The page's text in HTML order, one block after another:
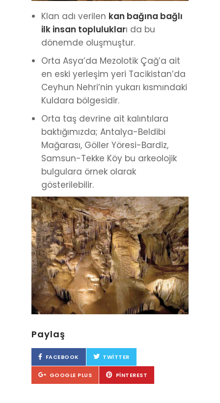
Klan adı verilen kan bağına bağlı
ilk insan toplulukları da bu
dönemde oluşmuştur.
Orta Asya’da Mezolotik Çağ’a ait
en eski yerleşim yeri Tacikistan’da
Ceyhun Nehri’nin yukarı kısmındaki
Kuldara bölgesidir.
Orta taş devrine ait kalıntılara
baktığımızda; Antalya-Beldibi
Mağarası, Göller Yöresi-Bardiz,
Samsun-Tekke Köy bu arkeolojik
bulgulara örnek olarak
gösterilebilir.
Paylaş
FACEBOOK TWITTER
GOOGLE PLUS PINTEREST